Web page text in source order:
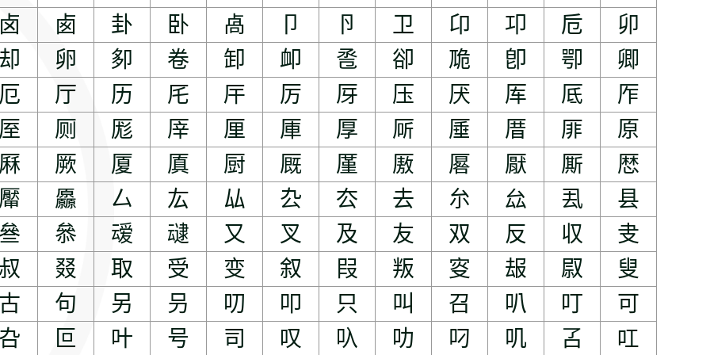
卥 卦 卧 卨 卩 卪 卫 卬 卭 卮
卯
卵 卶 卷 卸 卹 卺 卻 卼 卽 卾
卿
厅 历 厇 厈 厉 厊 压 厌 厍 厎
厏
厕 厖 厗 厘 厙 厚 厛 厜 厝 厞
原
厥 厦 厧 厨 厩 厪 厫 厬 厭 厮
厯
厵 厶 厷 厸 厹 厺 去 厼 厽 厾
县
叅 叆 叇 又 叉 及 友 双 反 収
叏
叕 取 受 变 叙 叚 叛 叜 叝 叞
叟
句 另 叧 叨 叩 只 叫 召 叭 叮
可
叵 叶 号 司 叹 叺 叻 叼 叽 叾 叿